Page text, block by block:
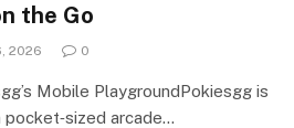
the Go
2026 0
Mobile PlaygroundPokiesgg is
pocket‑sized arcade…